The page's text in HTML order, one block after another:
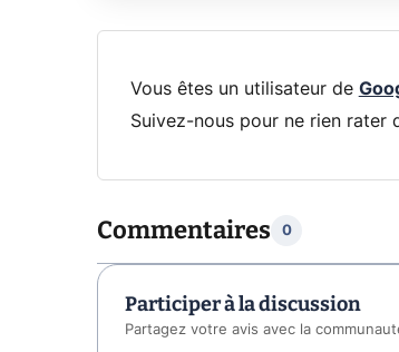
Vous êtes un utilisateur de
Suivez-nous pour ne rien rater
Commentaires 0
Participer à la discussion
Partagez votre avis avec la